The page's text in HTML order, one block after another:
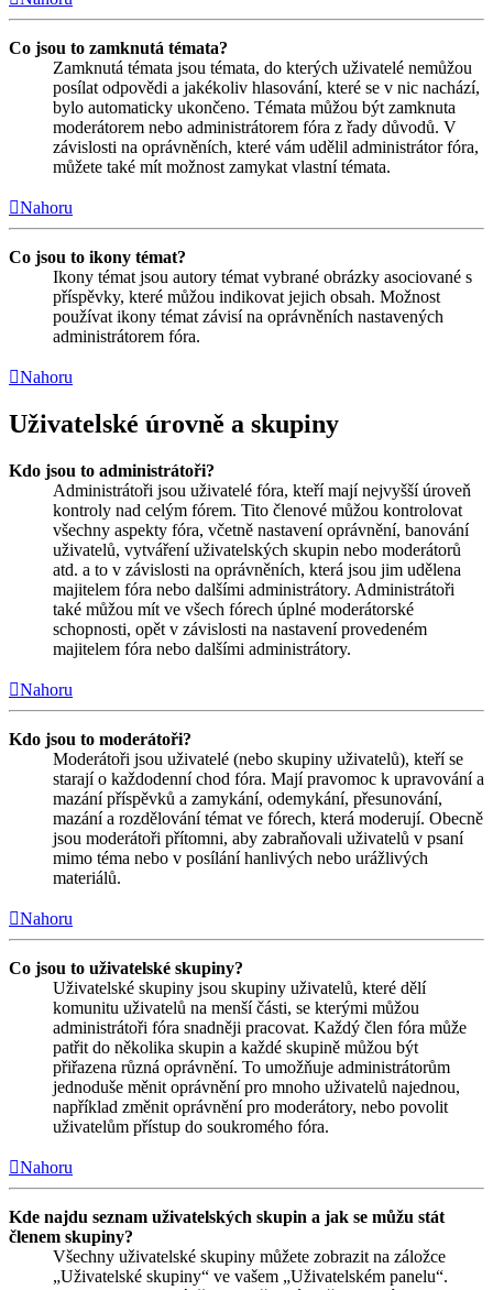
Co jsou to zamknutá témata?
Zamknutá témata jsou témata, do kterých uživatelé nemůžou
posílat odpovědi a jakékoliv hlasování, které se v nic nachází,
bylo automaticky ukončeno. Témata můžou být zamknuta
moderátorem nebo administrátorem fóra z řady důvodů. V
závislosti na oprávněních, které vám udělil administrátor fóra,
můžete také mít možnost zamykat vlastní témata.
Nahoru
Co jsou to ikony témat?
Ikony témat jsou autory témat vybrané obrázky asociované s
příspěvky, které můžou indikovat jejich obsah. Možnost
používat ikony témat závisí na oprávněních nastavených
administrátorem fóra.
Nahoru
Uživatelské úrovně a skupiny
Kdo jsou to administrátoři?
Administrátoři jsou uživatelé fóra, kteří mají nejvyšší úroveň
kontroly nad celým fórem. Tito členové můžou kontrolovat
všechny aspekty fóra, včetně nastavení oprávnění, banování
uživatelů, vytváření uživatelských skupin nebo moderátorů
atd. a to v závislosti na oprávněních, která jsou jim udělena
majitelem fóra nebo dalšími administrátory. Administrátoři
také můžou mít ve všech fórech úplné moderátorské
schopnosti, opět v závislosti na nastavení provedeném
majitelem fóra nebo dalšími administrátory.
Nahoru
Kdo jsou to moderátoři?
Moderátoři jsou uživatelé (nebo skupiny uživatelů), kteří se
starají o každodenní chod fóra. Mají pravomoc k upravování a
mazání příspěvků a zamykání, odemykání, přesunování,
mazání a rozdělování témat ve fórech, která moderují. Obecně
jsou moderátoři přítomni, aby zabraňovali uživatelů v psaní
mimo téma nebo v posílání hanlivých nebo urážlivých
materiálů.
Nahoru
Co jsou to uživatelské skupiny?
Uživatelské skupiny jsou skupiny uživatelů, které dělí
komunitu uživatelů na menší části, se kterými můžou
administrátoři fóra snadněji pracovat. Každý člen fóra může
patřit do několika skupin a každé skupině můžou být
přiřazena různá oprávnění. To umožňuje administrátorům
jednoduše měnit oprávnění pro mnoho uživatelů najednou,
například změnit oprávnění pro moderátory, nebo povolit
uživatelům přístup do soukromého fóra.
Nahoru
Kde najdu seznam uživatelských skupin a jak se můžu stát
členem skupiny?
Všechny uživatelské skupiny můžete zobrazit na záložce
„Uživatelské skupiny“ ve vašem „Uživatelském panelu“.